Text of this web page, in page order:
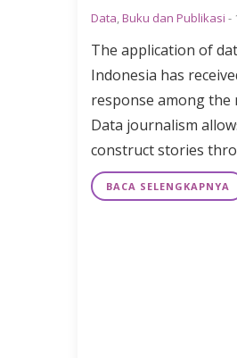
Data,Buku dan Publikasi -
The application of
Indonesia has
response among the
Data journalism
construct stories
BACA SELENGKAPNYA